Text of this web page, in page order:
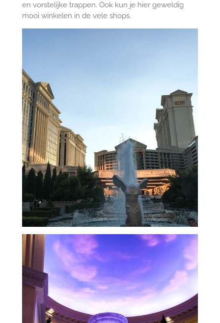
en vorstelijke trappen. Ook kun je hier geweldig
mooi winkelen in de vele shops.